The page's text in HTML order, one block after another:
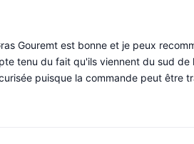
Gouremt est bonne et je peux
tenu du fait qu'ils viennent du sud
puisque la commande peut être